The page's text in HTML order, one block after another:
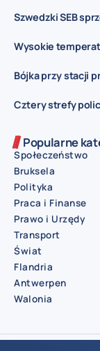
Szwedzki SEB
Wysokie
Bójka przy stacji
Cztery strefy
Popularne
Społeczeństwo
Bruksela
Polityka
Praca i Finanse
Prawo i Urzędy
Transport
Świat
Flandria
Antwerpen
Walonia